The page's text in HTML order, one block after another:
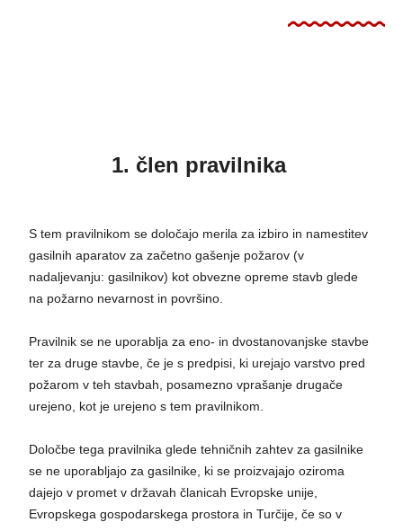
1. člen pravilnika
S tem pravilnikom se določajo merila za izbiro in namestitev
gasilnih aparatov za začetno gašenje požarov (v
nadaljevanju: gasilnikov) kot obvezne opreme stavb glede
na požarno nevarnost in površino.
Pravilnik se ne uporablja za eno- in dvostanovanjske stavbe
ter za druge stavbe, če je s predpisi, ki urejajo varstvo pred
požarom v teh stavbah, posamezno vprašanje drugače
urejeno, kot je urejeno s tem pravilnikom.
Določbe tega pravilnika glede tehničnih zahtev za gasilnike
se ne uporabljajo za gasilnike, ki se proizvajajo oziroma
dajejo v promet v državah članicah Evropske unije,
Evropskega gospodarskega prostora in Turčije, če so v